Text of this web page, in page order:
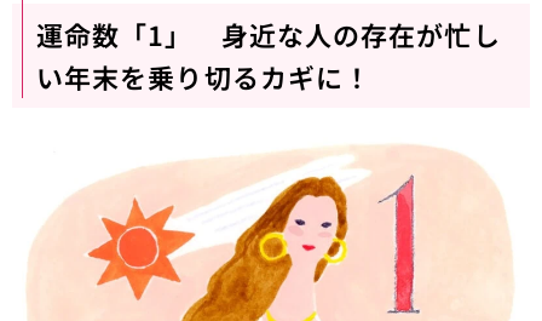
運命数「1」 身近な人の存在が忙し
い年末を乗り切るカギに！